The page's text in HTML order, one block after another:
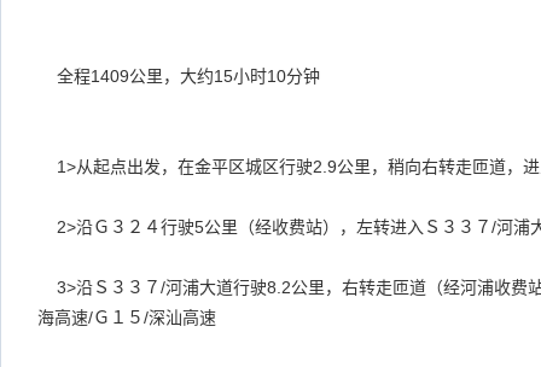
全程1409公里，大约15小时10分钟
1>从起点出发，在金平区城区行驶2.9公里，稍向右转走匝道，
2>沿Ｇ３２４行驶5公里（经收费站），左转进入Ｓ３３７/河浦
3>沿Ｓ３３７/河浦大道行驶8.2公里，右转走匝道（经河浦收费
海高速/Ｇ１５/深汕高速